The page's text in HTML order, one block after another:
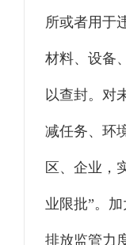
所或者用于
材料、设备
以查封。对
减任务、环
区、企业，
业限批”。
排放监管力